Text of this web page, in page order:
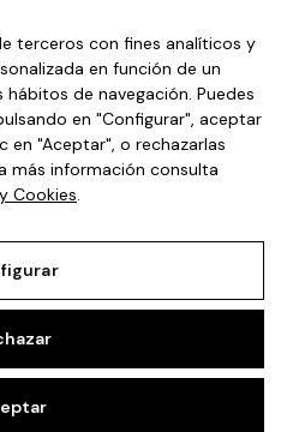
) Español
terceros con fines analíticos y
en función de un
de navegación. Puedes
en "Configurar", aceptar
en "Aceptar", o rechazarlas
más información consulta
Cookies.
Legal
y Cookies